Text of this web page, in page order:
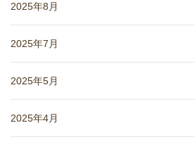
2025年8月
2025年7月
2025年5月
2025年4月